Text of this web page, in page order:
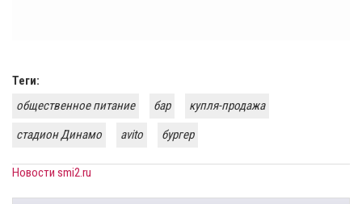
Теги:
общественное питание
бар
купля-продажа
стадион Динамо
avito бургер
Новости smi2.ru